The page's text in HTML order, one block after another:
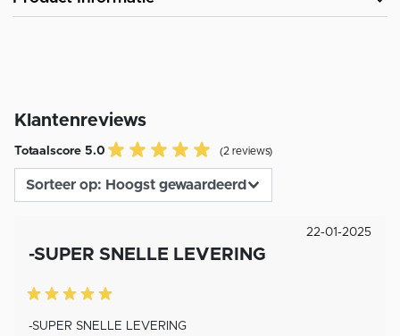
Klantenreviews
Totaalscore 5.0 (2 reviews)
-SUPER SNELLE LEVERING
-SUPER SNELLE LEVERING
22-01-2025